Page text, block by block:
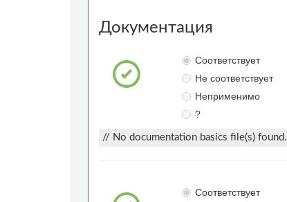
Документация
Соответствует
Не соответствует
Неприменимо
?
// No documentation basics file(s) found.
Соответствует